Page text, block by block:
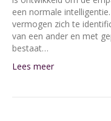
een normale
vermogen zich te
van een ander en met
bestaat…
Lees meer